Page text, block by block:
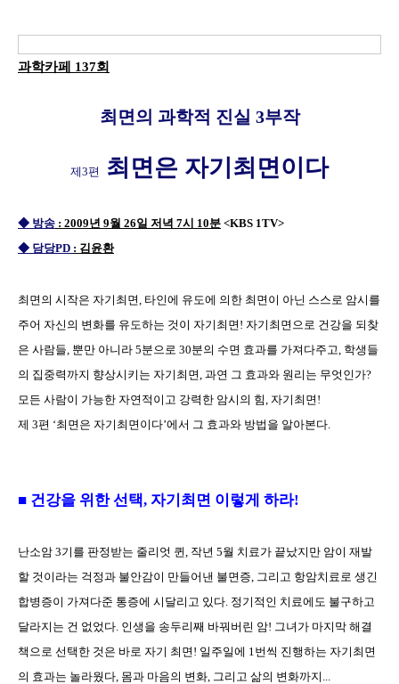
과학카페 137회
최면의 과학적 진실 3부작
제3편 최면은 자기최면이다
◆ 방송 : 2009년 9월 26일 저녁 7시 10분 <KBS 1TV>
◆ 담당PD : 김윤환
최면의 시작은 자기최면, 타인에 유도에 의한 최면이 아닌 스스로 암시를
주어 자신의 변화를 유도하는 것이 자기최면! 자기최면으로 건강을 되찾
은 사람들, 뿐만 아니라 5분으로 30분의 수면 효과를 가져다주고, 학생들
의 집중력까지 향상시키는 자기최면, 과연 그 효과와 원리는 무엇인가?
모든 사람이 가능한 자연적이고 강력한 암시의 힘, 자기최면!
제 3편 ‘최면은 자기최면이다’에서 그 효과와 방법을 알아본다.
■ 건강을 위한 선택, 자기최면 이렇게 하라!
난소암 3기를 판정받는 줄리엇 퀸, 작년 5월 치료가 끝났지만 암이 재발
할 것이라는 걱정과 불안감이 만들어낸 불면증, 그리고 항암치료로 생긴
합병증이 가져다준 통증에 시달리고 있다. 정기적인 치료에도 불구하고
달라지는 건 없었다. 인생을 송두리째 바꿔버린 암! 그녀가 마지막 해결
책으로 선택한 것은 바로 자기 최면! 일주일에 1번씩 진행하는 자기최면
의 효과는 놀라웠다, 몸과 마음의 변화, 그리고 삶의 변화까지...